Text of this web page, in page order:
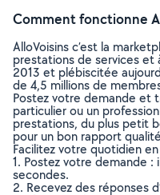
Comment fonctionne
AlloVoisins c’est la
prestations de services
2013 et plébiscitée
de 4,5 millions de
Postez votre demande et
particulier ou un
prestations, du plus petit
pour un bon rapport
Facilitez votre quotidien
1. Postez votre demande
secondes.
2. Recevez des réponses